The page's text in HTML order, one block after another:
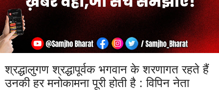
श्रद्धालुगण श्रद्धापूर्वक भगवान के शरणागत रहते हैं
उनकी हर मनोकामना पूरी होती है : विपिन नेता